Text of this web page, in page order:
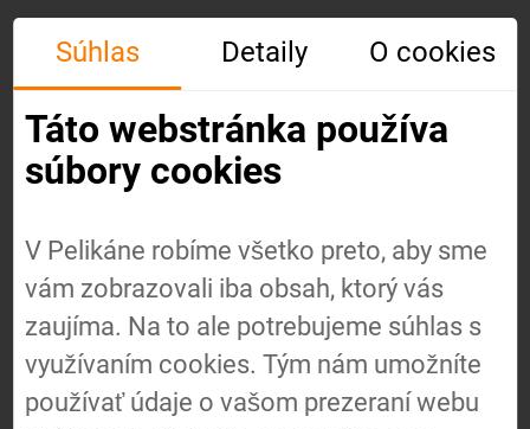
Úvod
O nás
Súhlas Detaily O cookies
Táto webstránka používa
súbory cookies
V Pelikáne robíme všetko preto, aby sme
vám zobrazovali iba obsah, ktorý vás
zaujíma. Na to ale potrebujeme súhlas s
využívaním cookies. Tým nám umožníte
používať údaje o vašom prezeraní webu